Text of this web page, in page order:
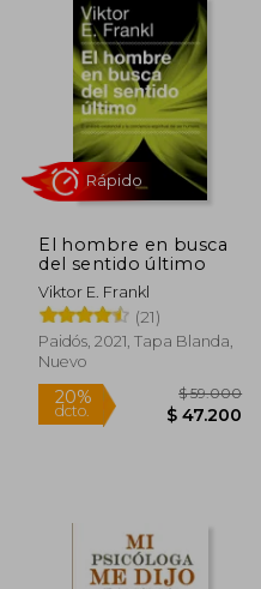
10%
dcto.
$ 61.000
$ 54.900
El hombre en busca
del sentido último
Viktor E. Frankl
(21)
Paidós, 2021, Tapa Blanda,
Nuevo